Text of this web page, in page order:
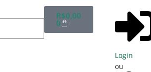
R$0,00
0
Login
ou